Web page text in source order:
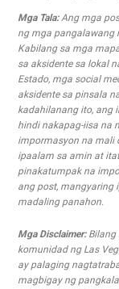
Mga Tala:Ang mga
ng mga pangalawang
Kabilang sa mga
sa aksidente sa lokal
Estado, mga social
aksidente sa pinsala
kadahilanang ito, ang
hindi nakapag-iisa na
impormasyon na mali
ipaalam sa amin at
pinakatumpak na
ang post, mangyaring
madaling panahon.
Mga Disclaimer:Bilang
komunidad ng Las
ay palaging
magbigay ng